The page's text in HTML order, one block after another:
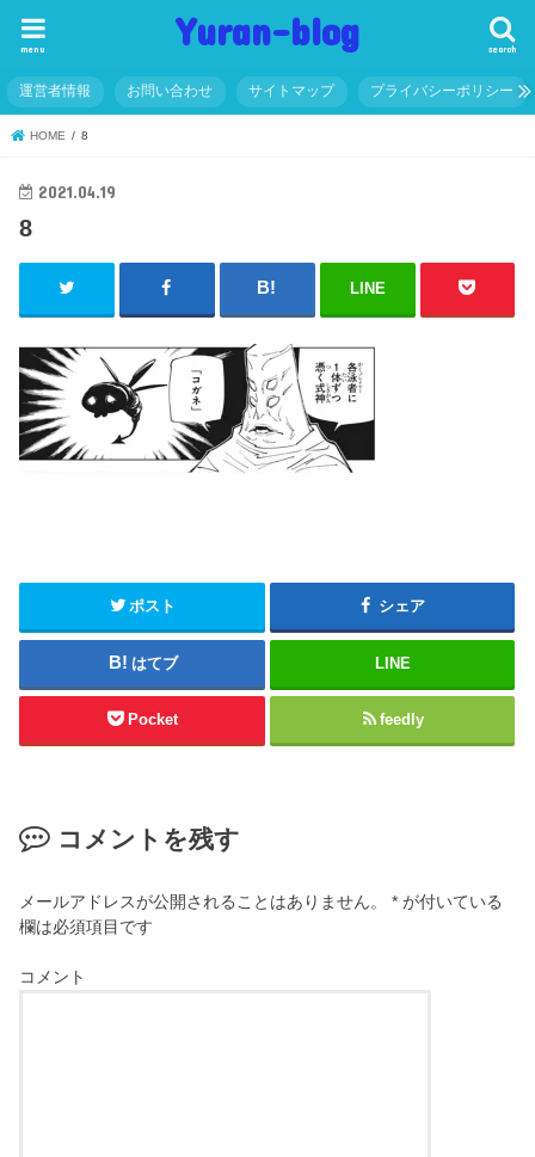
Yuran-blog search
menu
運営者情報 お問い合わせ サイトマップ プライバシーポリシー
HOME 8
2021.04.19
8
LINE
ポスト シェア
はてブ LINE
Pocket feedly
コメントを残す
メールアドレスが公開されることはありません。 * が付いている
欄は必須項目です
コメント